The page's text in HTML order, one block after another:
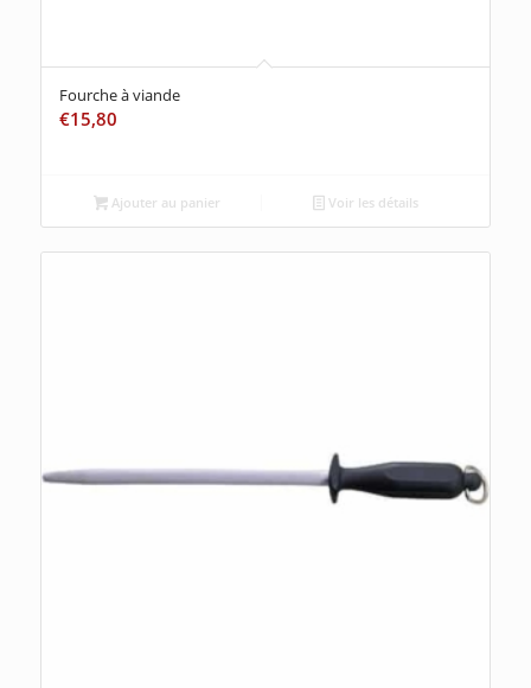
Fourche à viande
€15,80
Ajouter au panier Voir les détails